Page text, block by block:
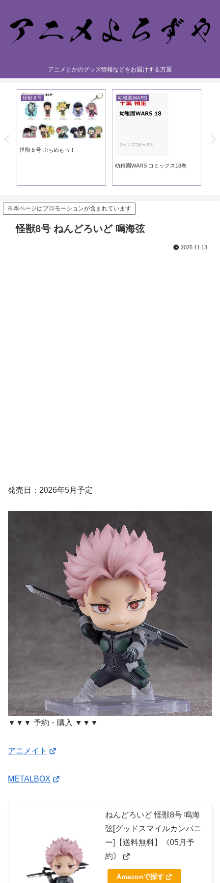
アニメとかのグッズ情報などをお届けする万屋
怪獣８号
怪獣８号 ぷちめもっ！
幼稚園WARS
幼稚園WARS コミックス18巻
※本ページはプロモーションが含まれています
怪獣8号 ねんどろいど 鳴海弦
2025.11.13
発売日：2026年5月予定
▼▼▼ 予約・購入 ▼▼▼
アニメイト
METALBOX
ねんどろいど 怪獣8号 鳴海
弦[グッドスマイルカンパニ
ー]【送料無料】《05月予
約》
Amazonで探す